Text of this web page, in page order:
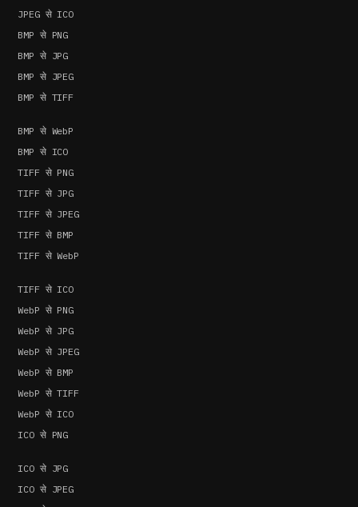
JPEG से ICO
BMP से PNG
BMP से JPG
BMP से JPEG
BMP से TIFF
BMP से WebP
BMP से ICO
TIFF से PNG
TIFF से JPG
TIFF से JPEG
TIFF से BMP
TIFF से WebP
TIFF से ICO
WebP से PNG
WebP से JPG
WebP से JPEG
WebP से BMP
WebP से TIFF
WebP से ICO
ICO से PNG
ICO से JPG
ICO से JPEG